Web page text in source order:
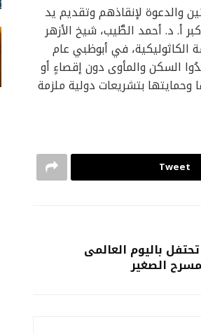
والدعوة لإنقاذهم وتقديم يد
أ. د. أحمد الطَّيب، شيخ الأزهر
الكاثوليكية، في أبوظبي عام
السكن والمأوى دون إقصاءٍ أو
وحمايتها بتشريعات دولية ملزمة
Tweet
باليوم العالمى
الصغير